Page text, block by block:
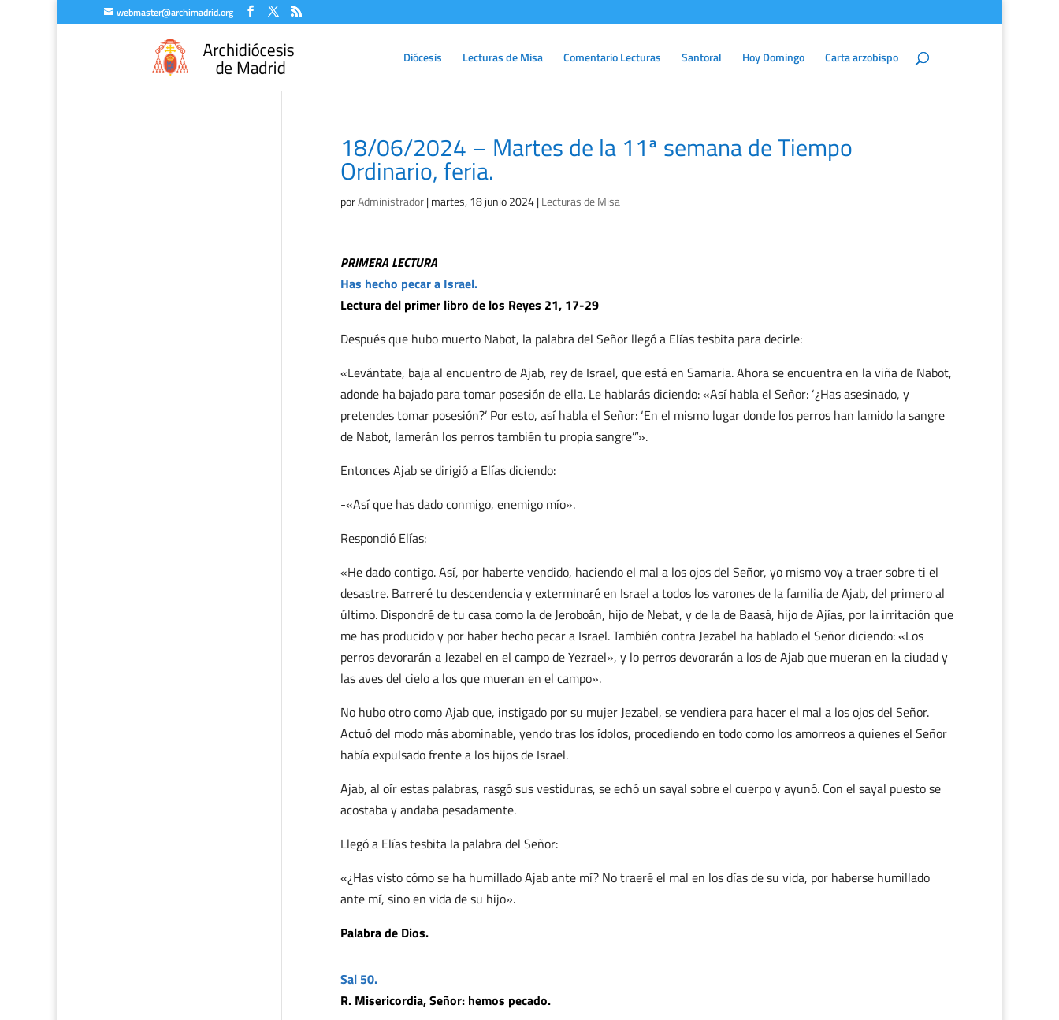
webmaster@archimadrid.org
Diócesis Lecturas de Misa Comentario Lecturas Santoral Hoy Domingo Carta arzobispo
18/06/2024 – Martes de la 11ª semana de Tiempo
Ordinario, feria.
porAdministrador|martes, 18 junio 2024|Lecturas de Misa
PRIMERA LECTURA
Has hecho pecar a Israel.
Lectura del primer libro de los Reyes 21, 17-29
Después que hubo muerto Nabot, la palabra del Señor llegó a Elías tesbita para decirle:
«Levántate, baja al encuentro de Ajab, rey de Israel, que está en Samaria. Ahora se encuentra en la viña de Nabot,
adonde ha bajado para tomar posesión de ella. Le hablarás diciendo: «Así habla el Señor: ‘¿Has asesinado, y
pretendes tomar posesión?’ Por esto, así habla el Señor: ‘En el mismo lugar donde los perros han lamido la sangre
de Nabot, lamerán los perros también tu propia sangre’”».
Entonces Ajab se dirigió a Elías diciendo:
-«Así que has dado conmigo, enemigo mío».
Respondió Elías:
«He dado contigo. Así, por haberte vendido, haciendo el mal a los ojos del Señor, yo mismo voy a traer sobre ti el
desastre. Barreré tu descendencia y exterminaré en Israel a todos los varones de la familia de Ajab, del primero al
último. Dispondré de tu casa como la de Jeroboán, hijo de Nebat, y de la de Baasá, hijo de Ajías, por la irritación que
me has producido y por haber hecho pecar a Israel. También contra Jezabel ha hablado el Señor diciendo: «Los
perros devorarán a Jezabel en el campo de Yezrael», y lo perros devorarán a los de Ajab que mueran en la ciudad y
las aves del cielo a los que mueran en el campo».
No hubo otro como Ajab que, instigado por su mujer Jezabel, se vendiera para hacer el mal a los ojos del Señor.
Actuó del modo más abominable, yendo tras los ídolos, procediendo en todo como los amorreos a quienes el Señor
había expulsado frente a los hijos de Israel.
Ajab, al oír estas palabras, rasgó sus vestiduras, se echó un sayal sobre el cuerpo y ayunó. Con el sayal puesto se
acostaba y andaba pesadamente.
Llegó a Elías tesbita la palabra del Señor:
«¿Has visto cómo se ha humillado Ajab ante mí? No traeré el mal en los días de su vida, por haberse humillado
ante mí, sino en vida de su hijo».
Palabra de Dios.
Sal 50.
R. Misericordia, Señor: hemos pecado.